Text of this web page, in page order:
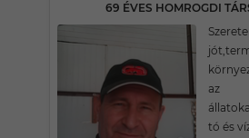
69 ÉVES HOMROGDI
az
tó és